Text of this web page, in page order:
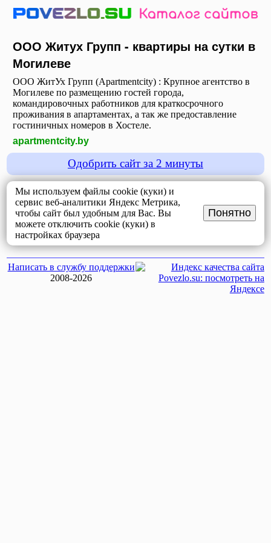
ООО Житух Групп - квартиры на сутки в
Могилеве
ООО ЖитУх Групп (Apartmentcity) : Крупное агентство в
Могилеве по размещению гостей города,
командировочных работников для краткосрочного
проживания в апартаментах, а так же предоставление
гостиничных номеров в Хостеле.
apartmentcity.by
Одобрить сайт за 2 минуты
Мы используем файлы cookie (куки) и
сервис веб-аналитики Яндекс Метрика,
чтобы сайт был удобным для Вас. Вы
можете отключить cookie (куки) в
настройках браузера
Понятно
Написать в службу поддержки
2008-2026